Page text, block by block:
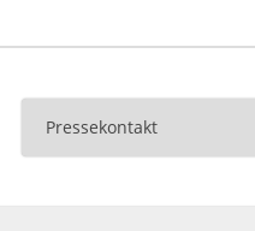
Pressekontakt